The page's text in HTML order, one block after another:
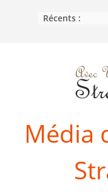
Récents :
Média